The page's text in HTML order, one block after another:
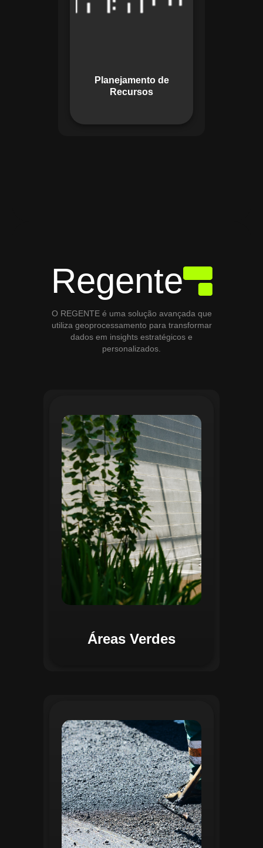
Planejamento de
Recursos
garante o uso
promovendo
Regente
O REGENTE é uma solução avançada que
utiliza geoprocessamento para transformar
dados em insights estratégicos e
personalizados.
Áreas Verdes
O módulo de Gestão de Áreas Verdes do
Regente aplica tecnologias avançadas de
geoprocessamento para mapear e
monitorar espaços verdes, registrando
localização, tipo de vegetação e estado
de conservação. Ele organiza fluxos de
manutenção e garante que as atividades
sejam realizadas de forma eficiente e
programada. Relatórios analíticos ajudam
a avaliar ações realizadas, promovendo a
sustentabilidade e o uso estratégico do
espaço urbano.
Na Gestão de Pavimentação, o Regente
oferece ferramentas para mapear, avaliar
e monitorar a infraestrutura viária. O
sistema permite registrar condições dos
pavimentos, identificar áreas críticas e
planejar ações de manutenção preventiva
e corretiva. Com o auxílio do
geoprocessamento, é possível gerar
mapas detalhados que facilitam a
priorização de intervenções, otimizando
recursos e assegurando maior
durabilidade das vias. Relatórios
personalizáveis garantem transparência e
suporte na tomada de decisões
estratégicas.